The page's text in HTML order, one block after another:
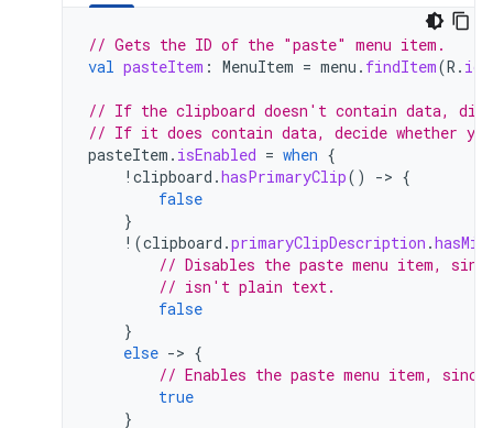
// Gets the ID of the "paste" menu item.
val pasteItem : MenuItem = menu . findItem(R . id
// If the clipboard doesn't contain data,
// If it does contain data, decide whether
pasteItem . isEnabled = when {
! clipboard .hasPrimaryClip() -> {
false
}
! (clipboard .primaryClipDescription .
// Disables the paste menu item,
// isn't plain text.
false
}
else -> {
// Enables the paste menu item,
true
}